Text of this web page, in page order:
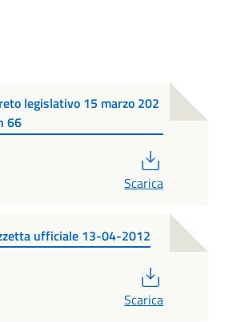
legislativo 15 marzo 202
66
Scarica
ufficiale 13-04-2012
Scarica